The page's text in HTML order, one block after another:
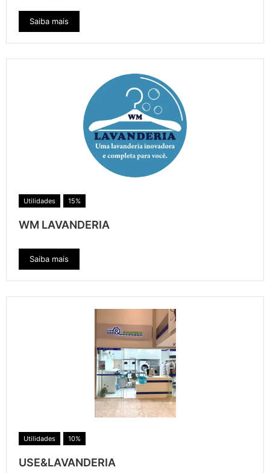
Saiba mais
Utilidades 15%
WM LAVANDERIA
Saiba mais
Utilidades 10%
USE&LAVANDERIA